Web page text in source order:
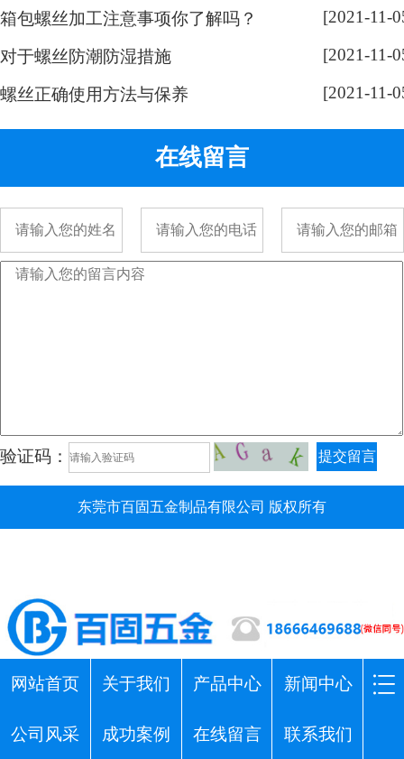
下： 手表螺丝属于精密螺丝，之所
工方式决定的。手表精密螺丝，是
采用车加工出来的，头部...
箱包螺丝加工注意事项你了解吗？ [2021-11-
对于螺丝防潮防湿措施 [2021-11-
螺丝正确使用方法与保养 [2021-11-
在线留言
验证码： 提交留言
东莞市百固五金制品有限公司 版权所有
网站首页 关于我们 产品中心 新闻中心
公司风采 成功案例 在线留言 联系我们